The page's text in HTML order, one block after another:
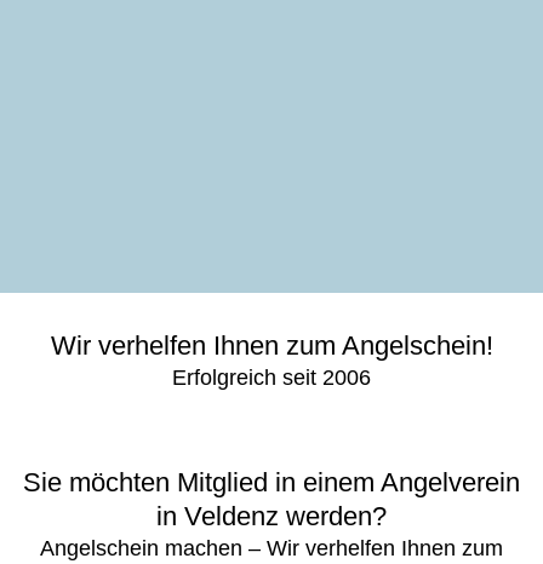
Wir verhelfen Ihnen zum Angelschein!
Erfolgreich seit 2006
Sie möchten Mitglied in einem Angelverein
in Veldenz werden?
Angelschein machen – Wir verhelfen Ihnen zum